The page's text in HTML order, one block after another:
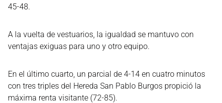
45-48.
A la vuelta de vestuarios, la igualdad se mantuvo con
ventajas exiguas para uno y otro equipo.
En el último cuarto, un parcial de 4-14 en cuatro minutos
con tres triples del Hereda San Pablo Burgos propició la
máxima renta visitante (72-85).